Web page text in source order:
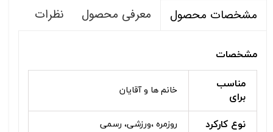
مشخصات محصول معرفی محصول نظرات
مشخصات
مناسب
برای
خانم ها و آقایان
نوع کارکرد روزمره ،ورزشی، رسمی